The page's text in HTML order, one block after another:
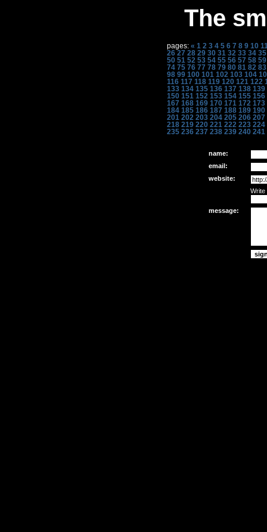
The
pages: « 1 2 3 4 5 6 7 8 9 10
26 27 28 29 30 31 32 33 34 35
50 51 52 53 54 55 56 57 58 59
74 75 76 77 78 79 80 81 82 83
98 99 100 101 102 103 104
116 117 118 119 120 121 122
133 134 135 136 137 138 139
150 151 152 153 154 155 156
167 168 169 170 171 172 173
184 185 186 187 188 189 190
201 202 203 204 205 206 207
218 219 220 221 222 223 224
235 236 237 238 239 240 241
name:
email:
website:
Write
message: